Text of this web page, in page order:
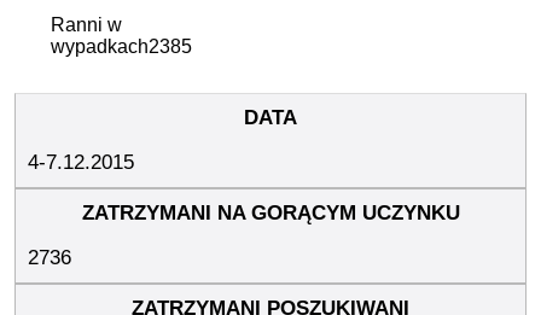
Ranni w
wypadkach2385
4-7.12.2015
2736